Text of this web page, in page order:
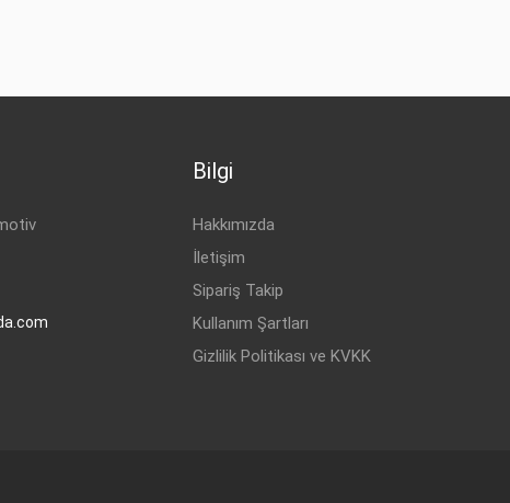
Bilgi
Hakkımızda
İletişim
Sipariş Takip
Kullanım Şartları
Gizlilik Politikası ve KVKK